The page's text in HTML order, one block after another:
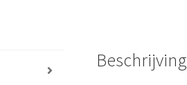
Beschrijving